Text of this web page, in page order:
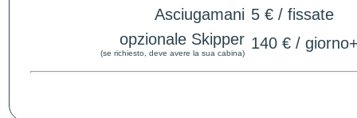
Asciugamani 5 € / fissate
opzionale Skipper
(se richiesto, deve avere la sua cabina)
140 € /